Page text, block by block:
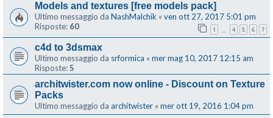
Models and textures [free models pack]
Ultimo messaggio da NashMalchik « ven ott 27, 2017 5:01 pm
Risposte: 60 1 4 5 6 7
c4d to 3dsmax
Ultimo messaggio da srformica « mer mag 10, 2017 12:15 am
Risposte:5
architwister.com now online - Discount on Texture
Packs
Ultimo messaggio da architwister « mer ott 19, 2016 1:04 pm